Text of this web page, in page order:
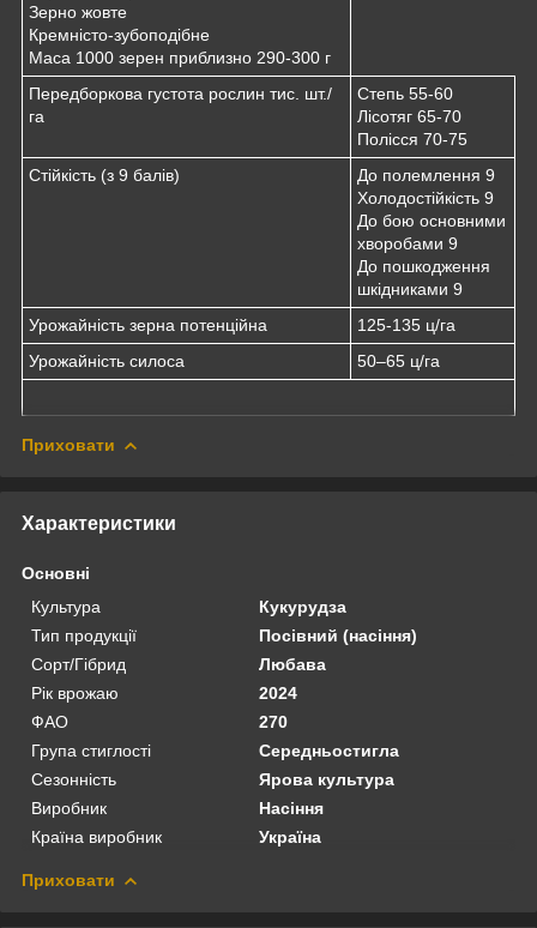
Зерно жовте
Кремністо-зубоподібне
Маса 1000 зерен приблизно 290-300 г
Передборкова густота рослин тис. шт./
га
Степь 55-60
Лісотяг 65-70
Полісся 70-75
Стійкість (з 9 балів)
До полемлення 9
Холодостійкість 9
До бою основними
хворобами 9
До пошкодження
шкідниками 9
Урожайність зерна потенційна
125-135 ц/га
Урожайність силоса
50–65 ц/га
Приховати
Характеристики
Основні
Культура
Кукурудза
Тип продукції
Посівний (насіння)
Сорт/Гібрид
Любава
Рік врожаю
2024
ФАО
270
Група стиглості
Середньостигла
Сезонність
Ярова культура
Виробник
Насіння
Країна виробник
Україна
Приховати